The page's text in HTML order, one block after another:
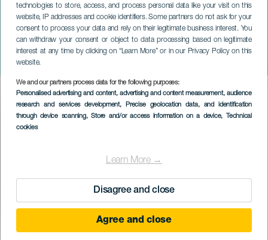
technologies to store, access, and process personal data like your visit on this
website, IP addresses and cookie identifiers. Some partners do not ask for your
consent to process your data and rely on their legitimate business interest. You
can withdraw your consent or object to data processing based on legitimate
interest at any time by clicking on “Learn More” or in our Privacy Policy on this
website.
We and our partners process data for the following purposes:
Personalised advertising and content, advertising and content measurement, audience
research and services development, Precise geolocation data, and identification
through device scanning, Store and/or access information on a device, Technical
cookies
Learn More →
Disagree and close
Agree and close
Cesta cibulových tapas z
Guayonje
TENERIFE
Imagen
Listado